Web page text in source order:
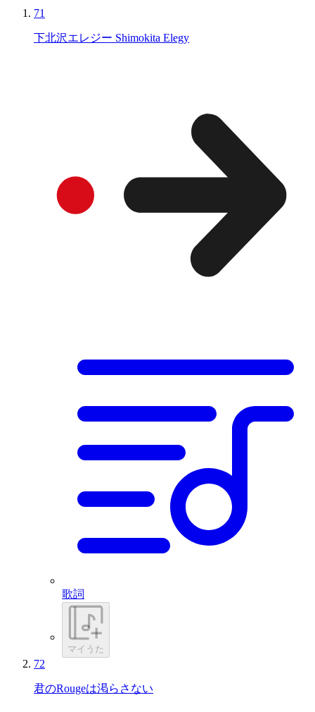
71
下北沢エレジー Shimokita Elegy
歌詞
マイうた
72
君のRougeは渇らさない